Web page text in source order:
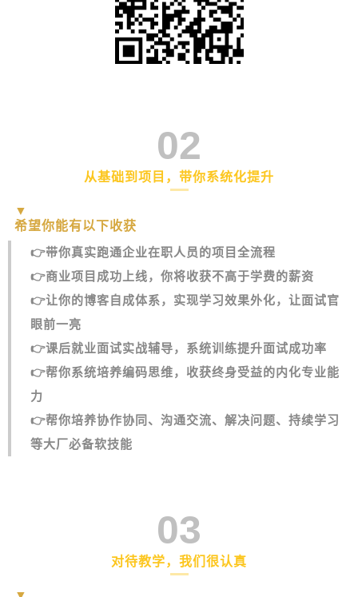
02
从基础到项目，带你系统化提升
▼
希望你能有以下收获
👉带你真实跑通企业在职人员的项目全流程
👉商业项目成功上线，你将收获不高于学费的薪资
👉让你的博客自成体系，实现学习效果外化，让面试官
眼前一亮
👉课后就业面试实战辅导，系统训练提升面试成功率
👉帮你系统培养编码思维，收获终身受益的内化专业能
力
👉帮你培养协作协同、沟通交流、解决问题、持续学习
等大厂必备软技能
03
对待教学，我们很认真